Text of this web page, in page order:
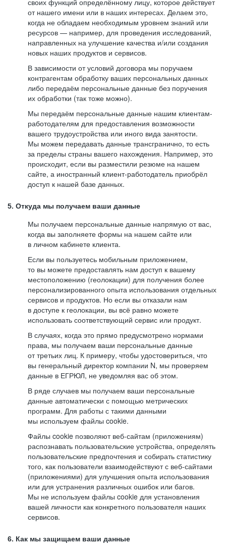
своих функций определённому лицу, которое действует
от нашего имени или в наших интересах. Делаем это,
когда не обладаем необходимым уровнем знаний или
ресурсов — например, для проведения исследований,
направленных на улучшение качества и/или создания
новых наших продуктов и сервисов.
В зависимости от условий договора мы поручаем
контрагентам обработку ваших персональных данных
либо передаём персональные данные без поручения
их обработки (так тоже можно).
Мы передаём персональные данные нашим клиентам-
работодателям для предоставления возможности
вашего трудоустройства или иного вида занятости.
Мы можем передавать данные трансгранично, то есть
за пределы страны вашего нахождения. Например, это
происходит, если вы разместили резюме на нашем
сайте, а иностранный клиент-работодатель приобрёл
доступ к нашей базе данных.
5. Откуда мы получаем ваши данные
Мы получаем персональные данные напрямую от вас,
когда вы заполняете формы на нашем сайте или
в личном кабинете клиента.
Если вы пользуетесь мобильным приложением,
то вы можете предоставлять нам доступ к вашему
местоположению (геолокации) для получения более
персонализированного опыта использования отдельных
сервисов и продуктов. Но если вы отказали нам
в доступе к геолокации, вы всё равно можете
использовать соответствующий сервис или продукт.
В случаях, когда это прямо предусмотрено нормами
права, мы получаем ваши персональные данные
от третьих лиц. К примеру, чтобы удостовериться, что
вы генеральный директор компании N, мы проверяем
данные в ЕГРЮЛ, не уведомляя вас об этом.
В ряде случаев мы получаем ваши персональные
данные автоматически с помощью метрических
программ. Для работы с такими данными
мы используем файлы cookie.
Файлы cookie позволяют веб-сайтам (приложениям)
распознавать пользовательские устройства, определять
пользовательские предпочтения и собирать статистику
того, как пользователи взаимодействуют с веб-сайтами
(приложениями) для улучшения опыта использования
или для устранения различных ошибок или багов.
Мы не используем файлы cookie для установления
вашей личности как конкретного пользователя наших
сервисов.
6. Как мы защищаем ваши данные